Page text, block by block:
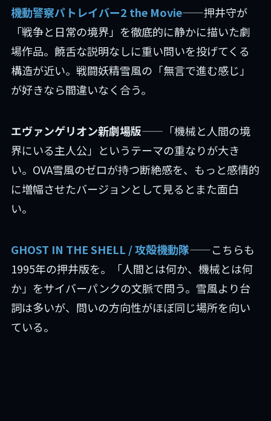
機動警察パトレイバー2 the Movie——押井守が
「戦争と日常の境界」を徹底的に静かに描いた劇
場作品。饒舌な説明なしに重い問いを投げてくる
構造が近い。戦闘妖精雪風の「無言で進む感じ」
が好きなら間違いなく合う。
エヴァンゲリオン新劇場版——「機械と人間の境
界にいる主人公」というテーマの重なりが大き
い。OVA雪風のゼロが持つ断絶感を、もっと感情的
に増幅させたバージョンとして見るとまた面白
い。
GHOST IN THE SHELL / 攻殻機動隊——こちらも
1995年の押井版を。「人間とは何か、機械とは何
か」をサイバーパンクの文脈で問う。雪風より台
詞は多いが、問いの方向性がほぼ同じ場所を向い
ている。